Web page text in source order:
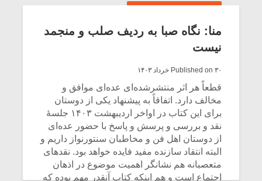
منا: نگاه صبا به ردیف صلب و منجمد
نیست
Published on ۳۰ خرداد ۱۴۰۳
قطعاً هر اثر منتشرشده‌ای عده‌ای موافق و
مخالف دارد. اتفاقاً به پیشنهاد یکی از دوستان
برای این کتاب در اواخر اردیبهشت ۱۴۰۳ جلسۀ
نقد و بررسی‌ و پرسش و پاسخ با حضور عده‌ای
از دوستان اهل فن و مخاطبان سنتورنواز داریم و
البته انتقاد سازنده مفید فایده خواهد بود. نقدهای
متعصبانه هم نشانگر اهمیت موضوع در اذهان
اجتماع است و هم اینکه کتاب آنقدر مهم بوده که